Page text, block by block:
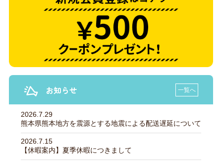
お知らせ 一覧へ
2026.7.29
熊本県熊本地方を震源とする地震による配送遅延について
2026.7.15
【休暇案内】夏季休暇につきまして